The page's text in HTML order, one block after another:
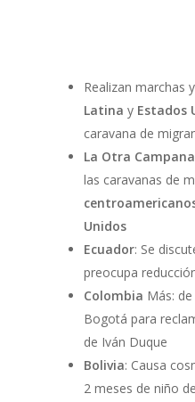
Realizan marchas
Latina y Estados
caravana de
La Otra
las caravanas de
Unidos
Ecuador: Se
preocupa
Colombia Más:
Bogotá para
de Iván Duque
Bolivia: Causa
2 meses de niño